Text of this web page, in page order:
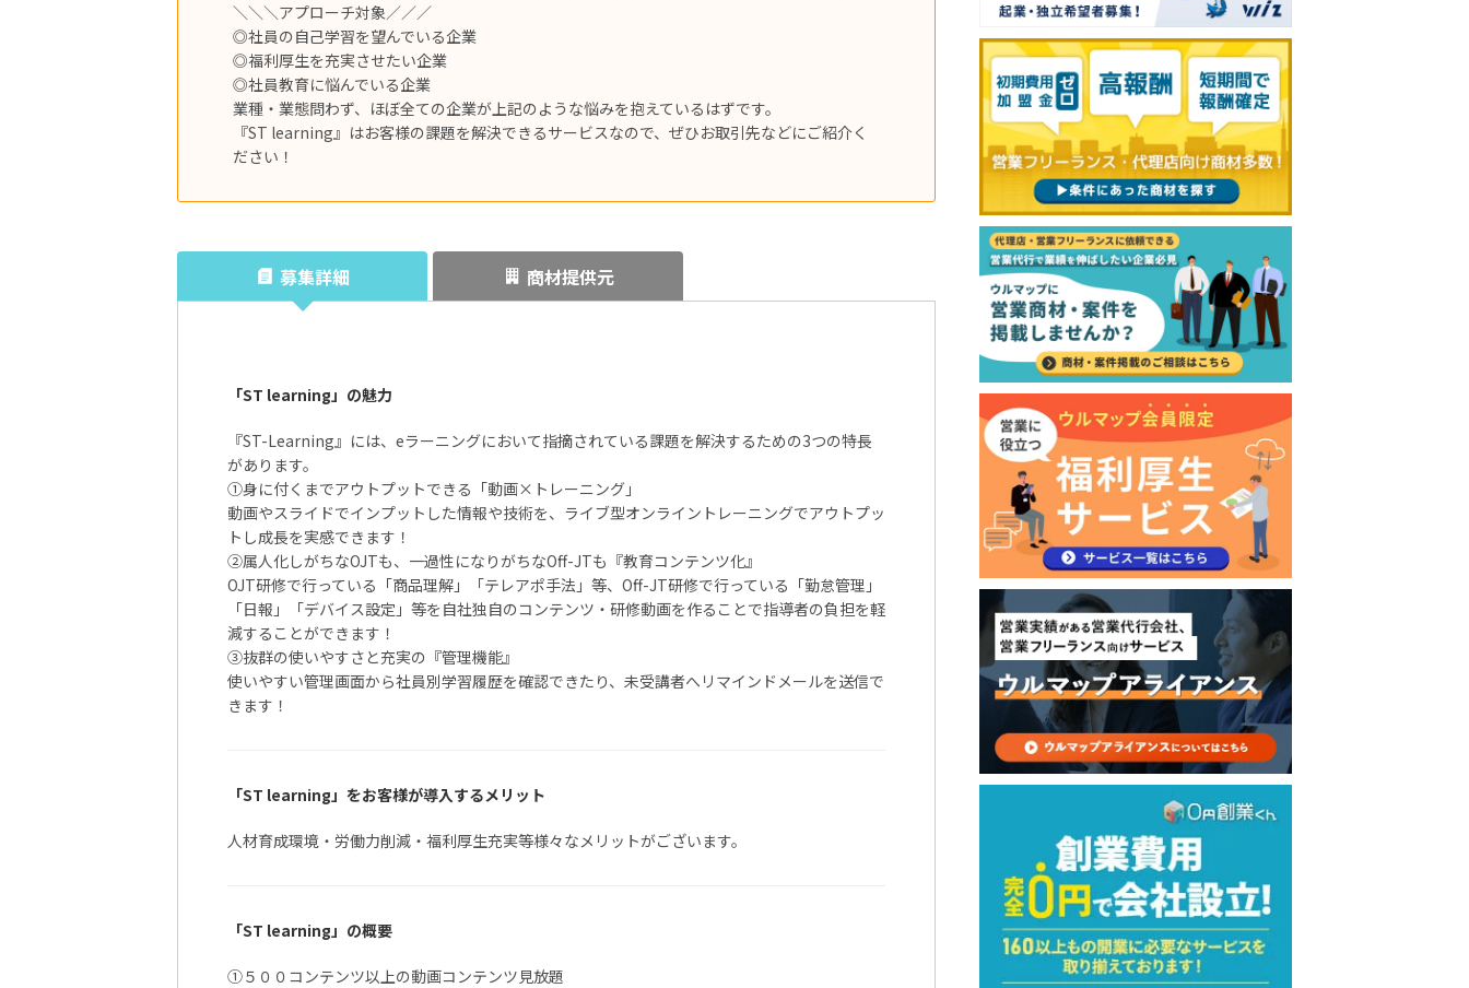
＼＼＼アプローチ対象／／／
◎社員の自己学習を望んでいる企業
◎福利厚生を充実させたい企業
◎社員教育に悩んでいる企業
業種・業態問わず、ほぼ全ての企業が上記のような悩みを抱えているはずです。
『ST learning』はお客様の課題を解決できるサービスなので、ぜひお取引先などにご紹介く
ださい！
募集詳細 商材提供元
「ST learning」の魅力
『ST-Learning』には、eラーニングにおいて指摘されている課題を解決するための3つの特長
があります。
①身に付くまでアウトプットできる「動画×トレーニング」
動画やスライドでインプットした情報や技術を、ライブ型オンライントレーニングでアウトプッ
トし成長を実感できます！
②属人化しがちなOJTも、一過性になりがちなOff-JTも『教育コンテンツ化』
OJT研修で行っている「商品理解」「テレアポ手法」等、Off-JT研修で行っている「勤怠管理」
「日報」「デバイス設定」等を自社独自のコンテンツ・研修動画を作ることで指導者の負担を軽
減することができます！
③抜群の使いやすさと充実の『管理機能』
使いやすい管理画面から社員別学習履歴を確認できたり、未受講者へリマインドメールを送信で
きます！
「ST learning」をお客様が導入するメリット
人材育成環境・労働力削減・福利厚生充実等様々なメリットがございます。
「ST learning」の概要
①５００コンテンツ以上の動画コンテンツ見放題